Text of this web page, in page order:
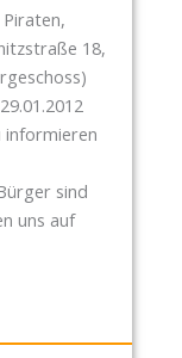
18,
sind
uns auf